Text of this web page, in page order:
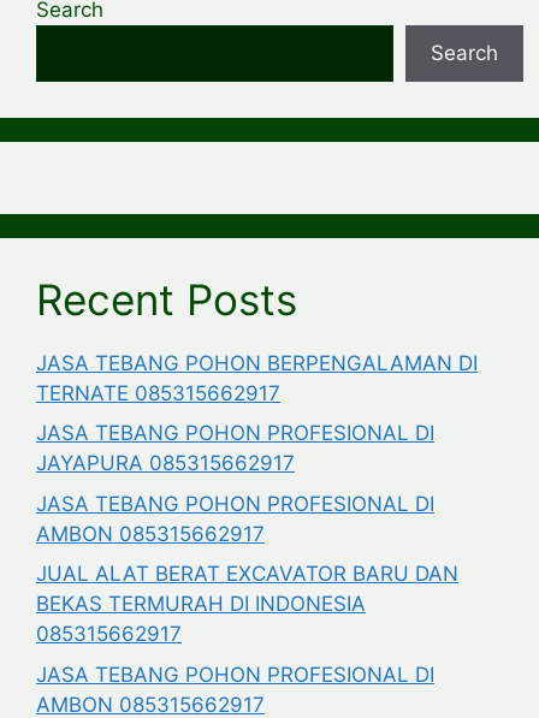
Search
Search
Recent Posts
JASA TEBANG POHON BERPENGALAMAN DI
TERNATE 085315662917
JASA TEBANG POHON PROFESIONAL DI
JAYAPURA 085315662917
JASA TEBANG POHON PROFESIONAL DI
AMBON 085315662917
JUAL ALAT BERAT EXCAVATOR BARU DAN
BEKAS TERMURAH DI INDONESIA
085315662917
JASA TEBANG POHON PROFESIONAL DI
AMBON 085315662917